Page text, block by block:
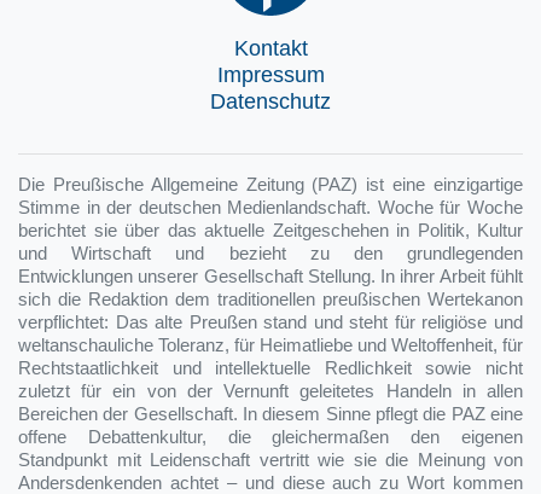
Kontakt
Impressum
Datenschutz
Die Preußische Allgemeine Zeitung (PAZ) ist eine einzigartige
Stimme in der deutschen Medienlandschaft. Woche für Woche
berichtet sie über das aktuelle Zeitgeschehen in Politik, Kultur
und Wirtschaft und bezieht zu den grundlegenden
Entwicklungen unserer Gesellschaft Stellung. In ihrer Arbeit fühlt
sich die Redaktion dem traditionellen preußischen Wertekanon
verpflichtet: Das alte Preußen stand und steht für religiöse und
weltanschauliche Toleranz, für Heimatliebe und Weltoffenheit, für
Rechtstaatlichkeit und intellektuelle Redlichkeit sowie nicht
zuletzt für ein von der Vernunft geleitetes Handeln in allen
Bereichen der Gesellschaft. In diesem Sinne pflegt die PAZ eine
offene Debattenkultur, die gleichermaßen den eigenen
Standpunkt mit Leidenschaft vertritt wie sie die Meinung von
Andersdenkenden achtet – und diese auch zu Wort kommen